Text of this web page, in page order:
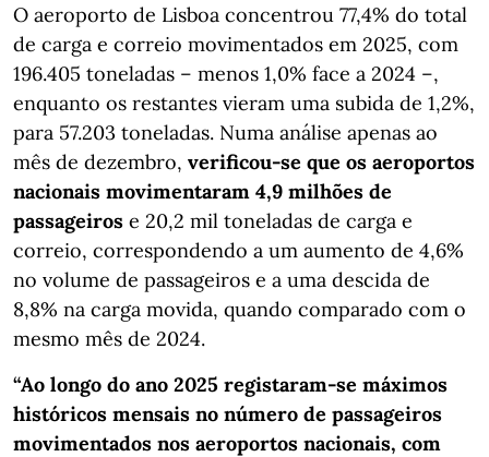
O aeroporto de Lisboa concentrou 77,4% do total
de carga e correio movimentados em 2025, com
196.405 toneladas – menos 1,0% face a 2024 –,
enquanto os restantes vieram uma subida de 1,2%,
para 57.203 toneladas. Numa análise apenas ao
mês de dezembro, verificou-se que os aeroportos
nacionais movimentaram 4,9 milhões de
passageiros e 20,2 mil toneladas de carga e
correio, correspondendo a um aumento de 4,6%
no volume de passageiros e a uma descida de
8,8% na carga movida, quando comparado com o
mesmo mês de 2024.
“Ao longo do ano 2025 registaram-se máximos
históricos mensais no número de passageiros
movimentados nos aeroportos nacionais, com